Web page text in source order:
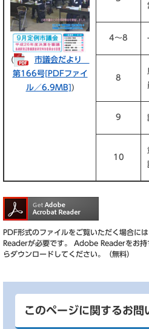
(
市議会だより
第166号​[PDFファイ
ル／6.9MB])
4～8
8
9
10
PDF形式のファイルをご覧いただく場合に
Readerが必要です。
Adobe Readerをお持
らダウンロードしてください。（無料）
このページに関するお問